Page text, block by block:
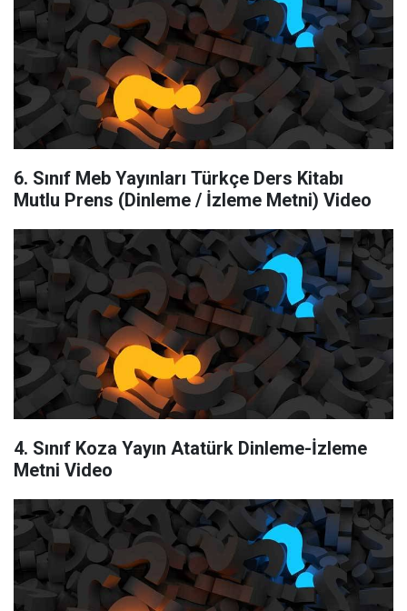
6. Sınıf Meb Yayınları Türkçe Ders Kitabı
Mutlu Prens (Dinleme / İzleme Metni) Video
4. Sınıf Koza Yayın Atatürk Dinleme-İzleme
Metni Video